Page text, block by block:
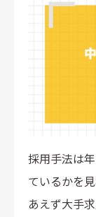
採用手法は
ているかを
あえず大手